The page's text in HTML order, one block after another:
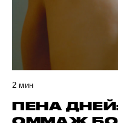
2 мин
ПЕНА